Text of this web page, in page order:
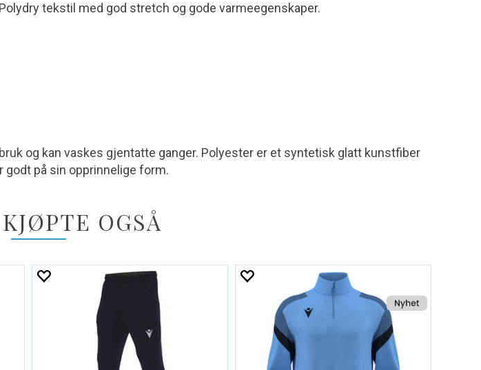
tekstil med god stretch og gode varmeegenskaper.
og kan vaskes gjentatte ganger. Polyester er et syntetisk glatt kunstfiber
på sin opprinnelige form.
OGSÅ